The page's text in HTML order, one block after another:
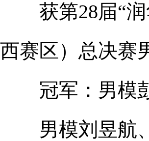
获第28届“润
西赛区）总决赛
冠军：男模彭
男模刘昱航、